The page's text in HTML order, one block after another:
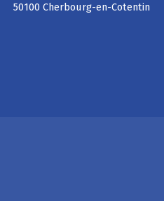
50100 Cherbourg-en-Cotentin